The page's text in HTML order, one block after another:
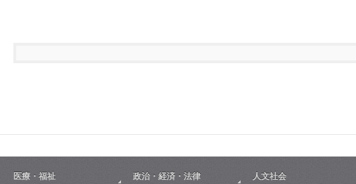
医療・福祉 政治・経済・法律 人文社会